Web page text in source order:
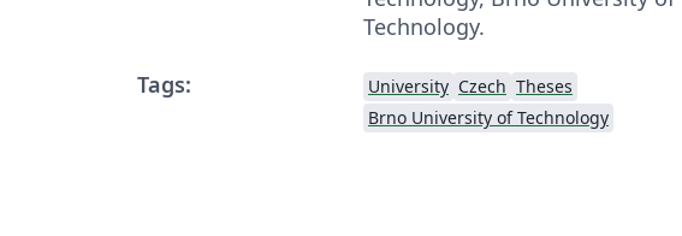
Technology.
Tags:
University Czech Theses
Brno University of Technology